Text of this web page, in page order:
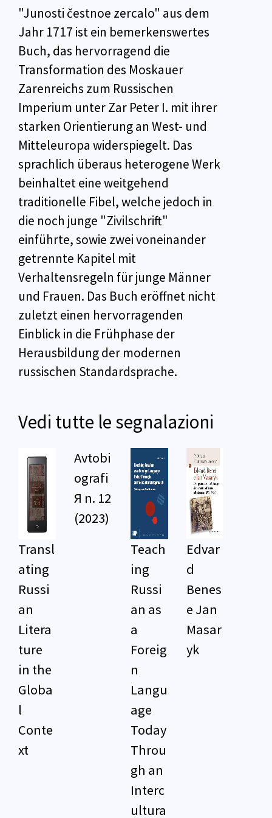
"Junosti čestnoe zercalo" aus dem
Jahr 1717 ist ein bemerkenswertes
Buch, das hervorragend die
Transformation des Moskauer
Zarenreichs zum Russischen
Imperium unter Zar Peter I. mit ihrer
starken Orientierung an West- und
Mitteleuropa widerspiegelt. Das
sprachlich überaus heterogene Werk
beinhaltet eine weitgehend
traditionelle Fibel, welche jedoch in
die noch junge "Zivilschrift"
einführte, sowie zwei voneinander
getrennte Kapitel mit
Verhaltensregeln für junge Männer
und Frauen. Das Buch eröffnet nicht
zuletzt einen hervorragenden
Einblick in die Frühphase der
Herausbildung der modernen
russischen Standardsprache.
Vedi tutte le segnalazioni
Transl
ating
Russi
an
Litera
ture
in the
Globa
l
Conte
xt
Avtobi
ografi
Я n. 12
(2023)
Teach
ing
Russi
an as
a
Foreig
n
Langu
age
Today
Throu
gh an
Interc
ultura
Edvar
d
Benes
e Jan
Masar
yk